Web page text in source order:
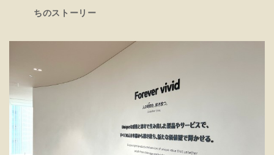
ちのストーリー